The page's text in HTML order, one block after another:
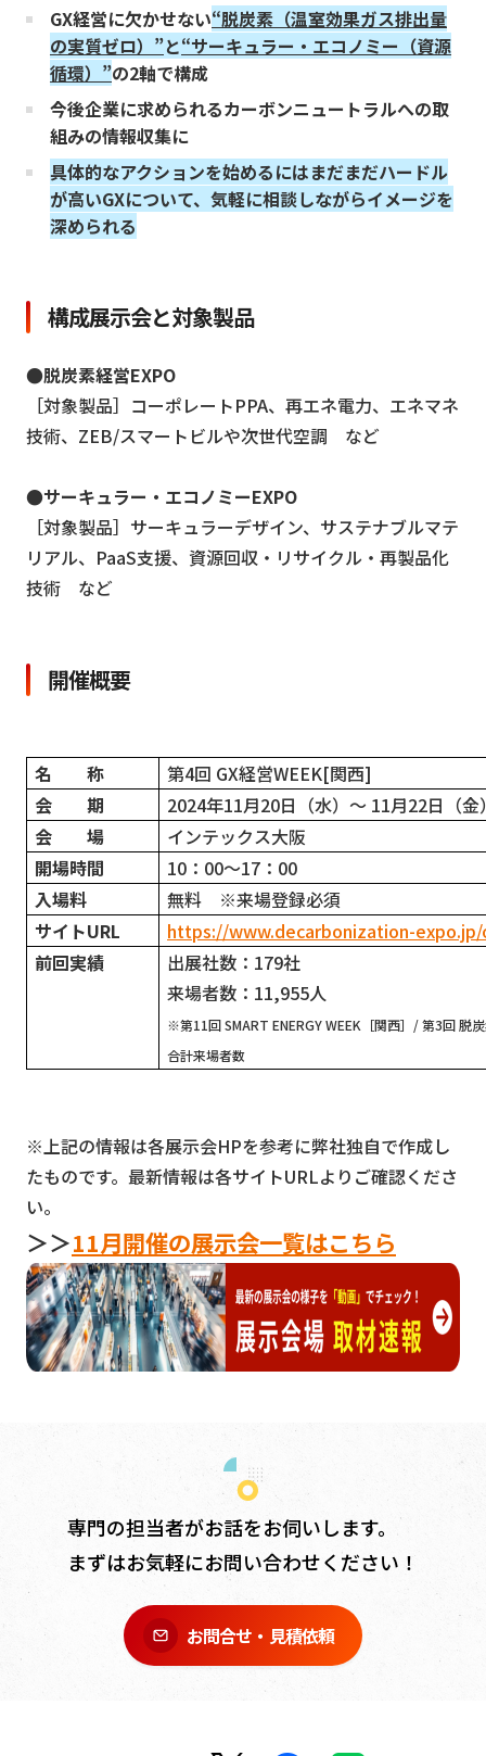
GX経営に欠かせない“脱炭素（温室効果ガス排出量
の実質ゼロ）”と“サーキュラー・エコノミー（資源
循環）”の2軸で構成
今後企業に求められるカーボンニュートラルへの取
組みの情報収集に
具体的なアクションを始めるにはまだまだハードル
が高いGXについて、気軽に相談しながらイメージを
深められる
構成展示会と対象製品
●脱炭素経営EXPO
［対象製品］コーポレートPPA、再エネ電力、エネマネ
技術、ZEB/スマートビルや次世代空調 など
●サーキュラー・エコノミーEXPO
［対象製品］サーキュラーデザイン、サステナブルマテ
リアル、PaaS支援、資源回収・リサイクル・再製品化
技術 など
開催概要
名 称
第4回 GX経営WEEK[関西]
会 期
2024年11月20日（水）～ 11月22日（金
会 場
インテックス大阪
開場時間
10 ：00～17：00
入場料
無料 ※来場登録必須
サイトURL
https://www.decarbonization-
前回実績
出展社数：179社
来場者数：11,955人
※第11回 SMART ENERGY WEEK［関西］/ 第3回 脱
合計来場者数
※上記の情報は各展示会HPを参考に弊社独自で作成し
たものです。最新情報は各サイトURLよりご確認くださ
い。
＞＞11月開催の展示会一覧はこちら
専門の担当者がお話をお伺いします。
まずはお気軽にお問い合わせください！
お問合せ・見積依頼